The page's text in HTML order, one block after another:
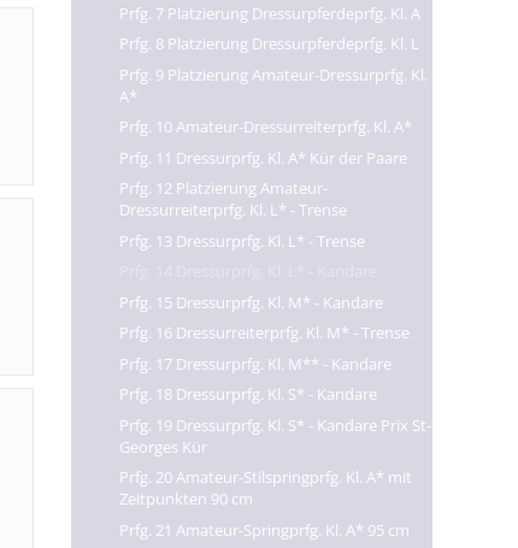
Prfg. 7 Platzierung Dressurpferdeprfg. Kl. A
Prfg. 8 Platzierung Dressurpferdeprfg. Kl. L
Prfg. 9 Platzierung Amateur-Dressurprfg. Kl.
A*
Prfg. 10 Amateur-Dressurreiterprfg. Kl. A*
Prfg. 11 Dressurprfg. Kl. A* Kür der Paare
Prfg. 12 Platzierung Amateur-
Dressurreiterprfg. Kl. L* - Trense
Prfg. 13 Dressurprfg. Kl. L* - Trense
Prfg. 15 Dressurprfg. Kl. M* - Kandare
Prfg. 16 Dressurreiterprfg. Kl. M* - Trense
Prfg. 17 Dressurprfg. Kl. M** - Kandare
Prfg. 18 Dressurprfg. Kl. S* - Kandare
Prfg. 19 Dressurprfg. Kl. S* - Kandare Prix St-
Georges Kür
Prfg. 20 Amateur-Stilspringprfg. Kl. A* mit
Zeitpunkten 90 cm
Prfg. 21 Amateur-Springprfg. Kl. A* 95 cm